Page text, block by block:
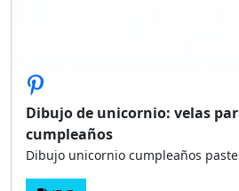
Dibujo de unicornio: velas
cumpleaños
Dibujo unicornio cumpleaños